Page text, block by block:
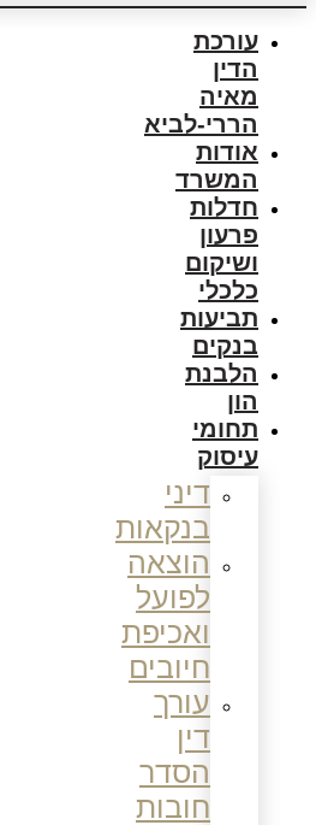
עורכת
הדין
מאיה
הררי-לביא
אודות
המשרד
חדלות
פרעון
ושיקום
כלכלי
תביעות
בנקים
הלבנת
הון
תחומי
עיסוק
דיני
בנקאות
הוצאה
לפועל
ואכיפת
חיובים
עורך
דין
הסדר
חובות